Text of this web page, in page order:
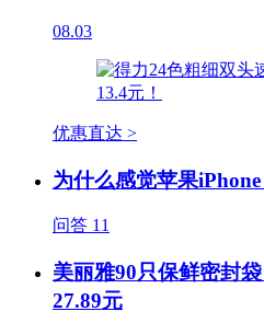
08.03
优惠直达 >
为什么感觉苹果
问答 11
美丽雅90只保鲜密封
27.89元